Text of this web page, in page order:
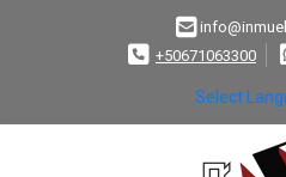
+50671063300
Select